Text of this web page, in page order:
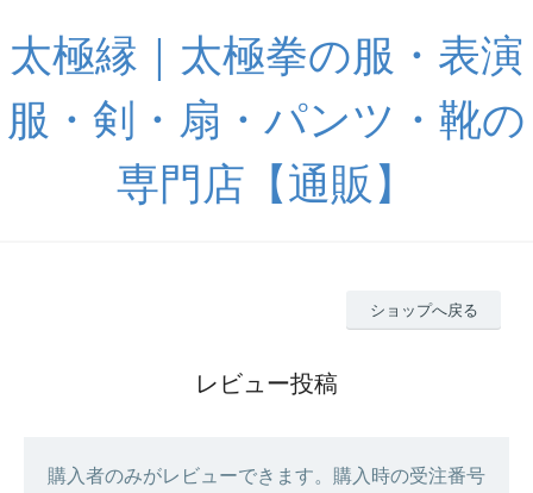
太極縁｜太極拳の服・表演
服・剣・扇・パンツ・靴の
専門店【通販】
ショップへ戻る
レビュー投稿
購入者のみがレビューできます。購入時の受注番号